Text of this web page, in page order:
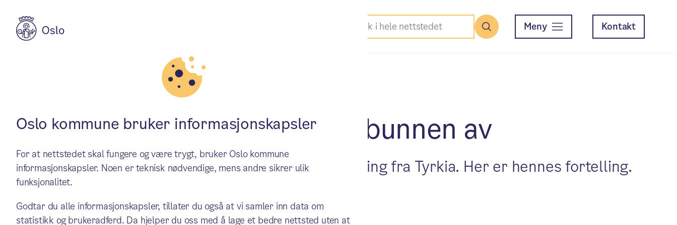
Meny Kontakt
– I Norge begynner alt fra bunnen av
Ordene tilhører Hüsran Ölmez Ike. Politisk flyktning fra Tyrkia. Her er hennes fortelling.
Og noen tanker fra oss i Velferdsetaten.
Oslo kommune bruker informasjonskapsler
For at nettstedet skal fungere og være trygt, bruker Oslo kommune
informasjonskapsler. Noen er teknisk nødvendige, mens andre sikrer ulik
funksjonalitet.
Godtar du alle informasjonskapsler, tillater du også at vi samler inn data om
statistikk og brukeradferd. Da hjelper du oss med å lage et bedre nettsted uten at